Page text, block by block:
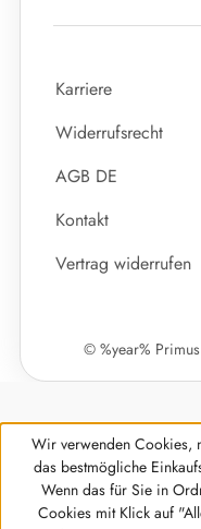
Karriere
Widerrufsrecht
AGB DE
Kontakt
Vertrag widerrufen
© %year%
Wir verwenden Cookies,
das bestmögliche
Wenn das für Sie in
Cookies mit Klick auf